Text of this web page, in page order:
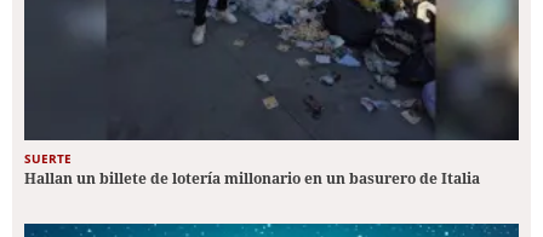
SUERTE
Hallan un billete de lotería millonario en un basurero de Italia